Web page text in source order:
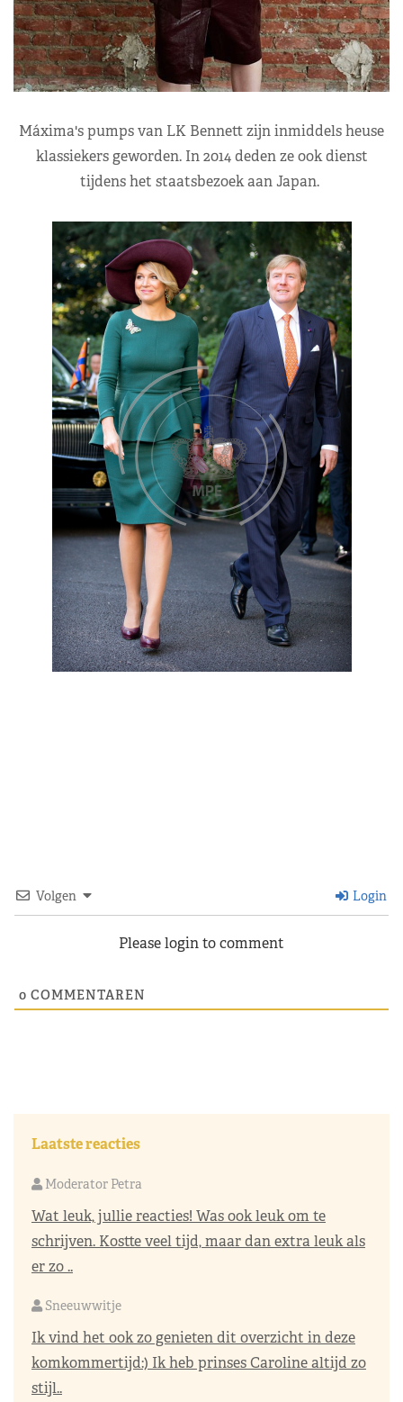
Máxima's pumps van LK Bennett zijn inmiddels heuse
klassiekers geworden. In 2014 deden ze ook dienst
tijdens het staatsbezoek aan Japan.
Volgen Login
Please login to comment
0 COMMENTAREN
Laatste reacties
Moderator Petra
Wat leuk, jullie reacties! Was ook leuk om te
schrijven. Kostte veel tijd, maar dan extra leuk als
er zo ..
Sneeuwwitje
Ik vind het ook zo genieten dit overzicht in deze
komkommertijd:) Ik heb prinses Caroline altijd zo
stijl..